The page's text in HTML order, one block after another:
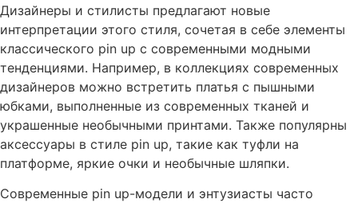
Дизайнеры и стилисты предлагают новые
интерпретации этого стиля, сочетая в себе элементы
классического pin up с современными модными
тенденциями. Например, в коллекциях современных
дизайнеров можно встретить платья с пышными
юбками, выполненные из современных тканей и
украшенные необычными принтами. Также популярны
аксессуары в стиле pin up, такие как туфли на
платформе, яркие очки и необычные шляпки.
Современные pin up-модели и энтузиасты часто